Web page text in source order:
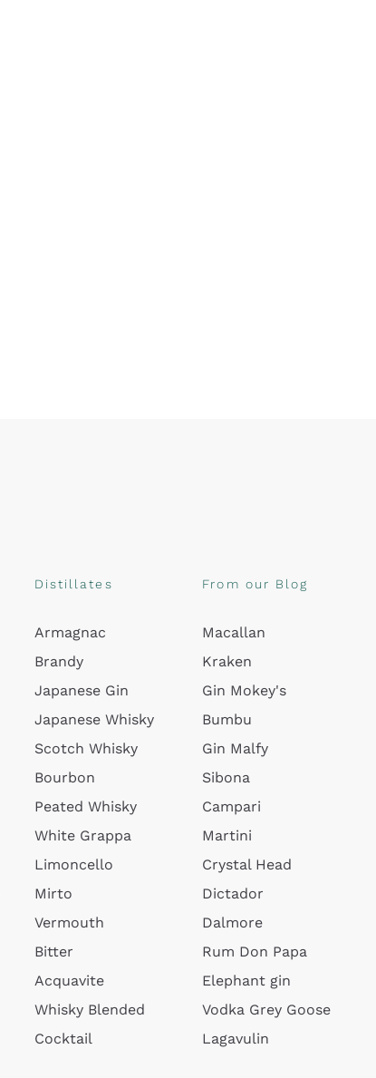
Distillates
Armagnac
Brandy
Japanese Gin
Japanese Whisky
Scotch Whisky
Bourbon
Peated Whisky
White Grappa
Limoncello
Mirto
Vermouth
Bitter
Acquavite
Whisky Blended
Cocktail
From our Blog
Macallan
Kraken
Gin Mokey's
Bumbu
Gin Malfy
Sibona
Campari
Martini
Crystal Head
Dictador
Dalmore
Rum Don Papa
Elephant gin
Vodka Grey Goose
Lagavulin